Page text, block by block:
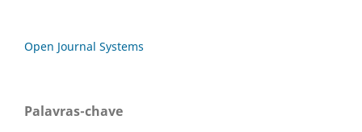
Open Journal Systems
Palavras-chave